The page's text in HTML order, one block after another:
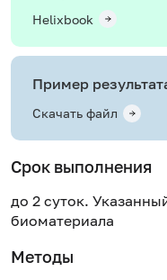
Helixbook
Пример
Скачать файл
Срок выполнения
до 2 суток.
биоматериала
Методы